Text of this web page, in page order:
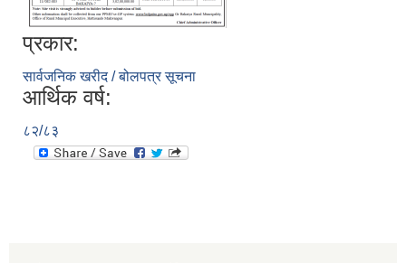
प्रकार:
सार्वजनिक खरीद / बोलपत्र सूचना
आर्थिक वर्ष:
८२/८३